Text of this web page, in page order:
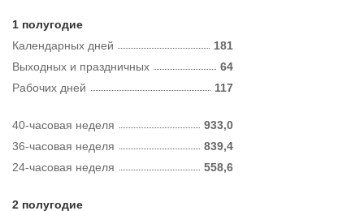
1 полугодие
Календарных дней
181
Рабочих дней 117
Выходных и праздничных 64
40-часовая неделя
933,0
36-часовая неделя
839,4
24-часовая неделя
558,6
2 полугодие